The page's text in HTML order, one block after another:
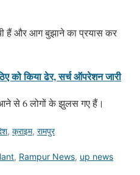
हैं और आग बुझाने का प्रयास कर
को किया ढेर, सर्च ऑपरेशन जारी
से 6 लोगों के झुलस गए हैं।
, क्राइम, रामपुर
, Rampur News, up news